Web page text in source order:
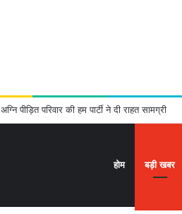
हम सेक्युलर पार्टी ने की संगठन विस्तार
होम बड़ी खबर